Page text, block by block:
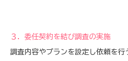
３．委任契約を結び調査の実施
調査内容やプランを設定し依頼を